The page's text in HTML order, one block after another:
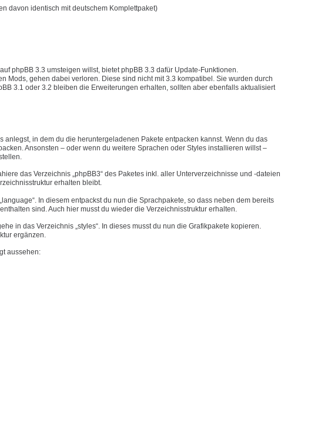
davon identisch mit deutschem Komplettpaket)
phpBB 3.3 umsteigen willst, bietet phpBB 3.3 dafür Update-Funktionen.
Mods, gehen dabei verloren. Diese sind nicht mit 3.3 kompatibel. Sie wurden durch
3.1 oder 3.2 bleiben die Erweiterungen erhalten, sollten aber ebenfalls aktualisiert
in dem du die heruntergeladenen Pakete entpacken kannst. Wenn du das
Ansonsten – oder wenn du weitere Sprachen oder Styles installieren willst –
das Verzeichnis „phpBB3“ des Paketes inkl. aller Unterverzeichnisse und -dateien
erhalten bleibt.
In diesem entpackst du nun die Sprachpakete, so dass neben dem bereits
sind. Auch hier musst du wieder die Verzeichnisstruktur erhalten.
in das Verzeichnis „styles“. In dieses musst du nun die Grafikpakete kopieren.
ergänzen.
aussehen: